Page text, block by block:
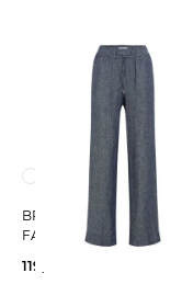
BRAX | Damen Marlenehose
FARINA
119,95 €